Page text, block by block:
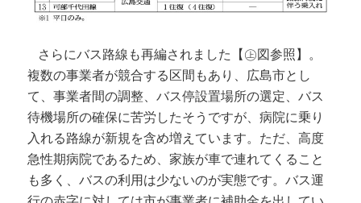
さらにバス路線も再編されました【㊤図参照】。
複数の事業者が競合する区間もあり、広島市とし
て、事業者間の調整、バス停設置場所の選定、バス
待機場所の確保に苦労したそうですが、病院に乗り
入れる路線が新規を含め増えています。ただ、高度
急性期病院であるため、家族が車で連れてくること
も多く、バスの利用は少ないのが実態です。バス運